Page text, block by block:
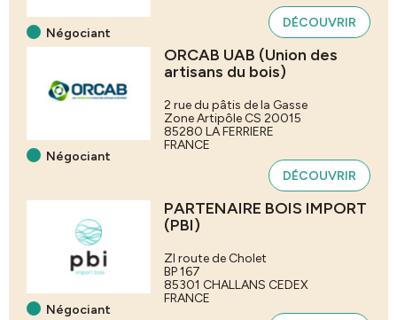
Négociant
DÉCOUVRIR
Négociant
ORCAB UAB (Union des
artisans du bois)
2 rue du pâtis de la Gasse
Zone Artipôle CS 20015
85280 LA FERRIERE
FRANCE
DÉCOUVRIR
Négociant
PARTENAIRE BOIS IMPORT
(PBI)
ZI route de Cholet
BP 167
85301 CHALLANS CEDEX
FRANCE